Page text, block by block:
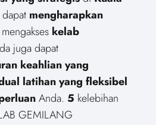
mengharapkan
kelab
juga dapat
keahlian yang
latihan yang fleksibel
Anda. 5 kelebihan
GEMILANG